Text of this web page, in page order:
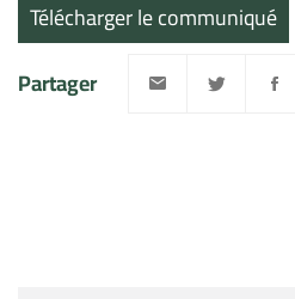
Télécharger le communiqué
Partager